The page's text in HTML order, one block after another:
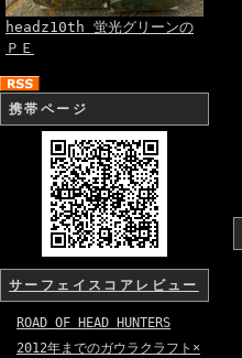
headz10th 蛍光グリーンの
ＰＥ
携帯ページ
サーフェイスコアレビュー
ROAD OF HEAD HUNTERS
2012年までのガウラクラフト×